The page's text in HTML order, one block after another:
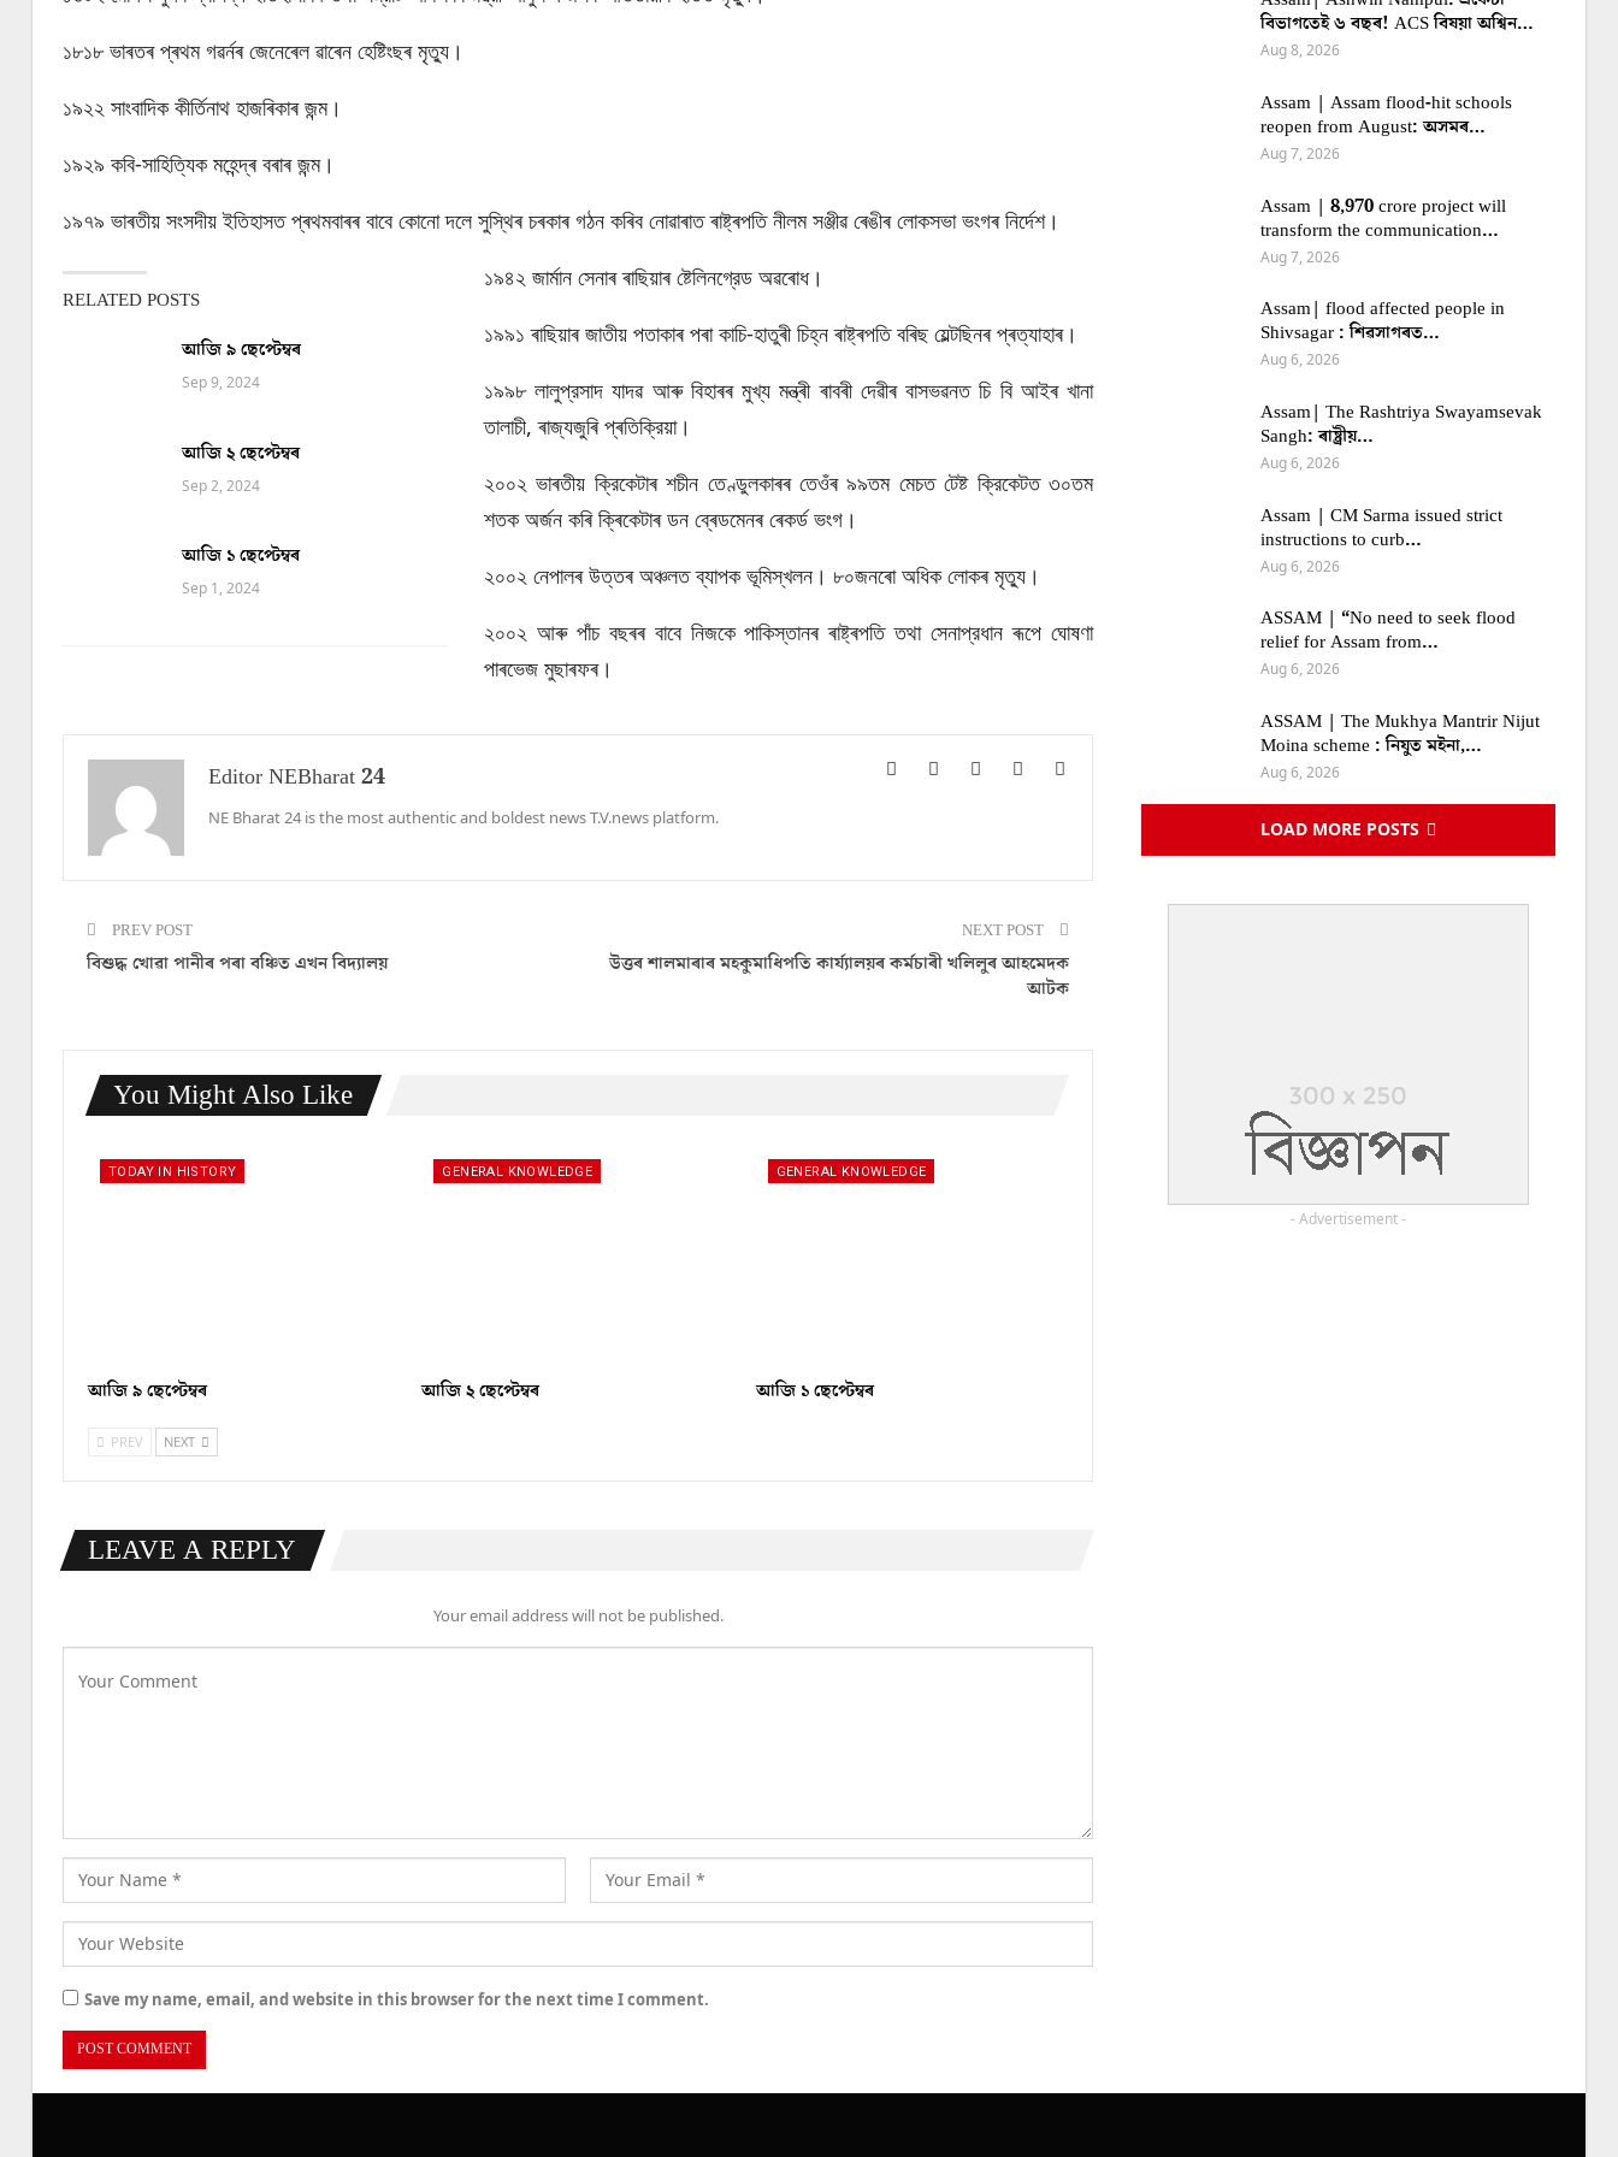
১৮১৮ ভাৰতৰ প্ৰথম গৱৰ্নৰ জেনেৰেল ৱাৰেন হেষ্টিংছৰ মৃত্যু।
১৯২২ সাংবাদিক কীর্তিনাথ হাজৰিকাৰ জন্ম।
১৯২৯ কবি-সাহিত্যিক মহেন্দ্ৰ বৰাৰ জন্ম।
১৯৭৯ ভাৰতীয় সংসদীয় ইতিহাসত প্ৰথমবাৰৰ বাবে কোনো দলে সুস্থিৰ চৰকাৰ গঠন কৰিব নোৱাৰাত ৰাষ্ট্ৰপতি নীলম সঞ্জীৱ ৰেঙীৰ লোকসভা ভংগৰ নিৰ্দেশ।
RELATED POSTS
আজি ৯ ছেপ্টেম্বৰ
Sep 9, 2024
আজি ২ ছেপ্টেম্বৰ
Sep 2, 2024
আজি ১ ছেপ্টেম্বৰ
Sep 1, 2024
১৯৪২ জার্মান সেনাৰ ৰাছিয়াৰ ষ্টেলিনগ্রেড অৱৰোধ।
১৯৯১ ৰাছিয়াৰ জাতীয় পতাকাৰ পৰা কাচি-হাতুৰী চিহ্ন ৰাষ্ট্ৰপতি বৰিছ য়েল্টছিনৰ প্ৰত্যাহাৰ।
১৯৯৮ লালুপ্রসাদ যাদৱ আৰু বিহাৰৰ মুখ্য মন্ত্ৰী ৰাবৰী দেৱীৰ বাসভৱনত চি বি আইৰ খানা
তালাচী, ৰাজ্যজুৰি প্ৰতিক্রিয়া।
২০০২ ভাৰতীয় ক্রিকেটাৰ শচীন তেণ্ডুলকাৰৰ তেওঁৰ ৯৯তম মেচত টেষ্ট ক্রিকেটত ৩০তম
শতক অৰ্জন কৰি ক্ৰিকেটাৰ ডন ব্ৰেডমেনৰ ৰেকৰ্ড ভংগ।
২০০২ নেপালৰ উত্তৰ অঞ্চলত ব্যাপক ভূমিস্খলন। ৮০জনৰো অধিক লোকৰ মৃত্যু।
২০০২ আৰু পাঁচ বছৰৰ বাবে নিজকে পাকিস্তানৰ ৰাষ্ট্ৰপতি তথা সেনাপ্রধান ৰূপে ঘোষণা
পাৰভেজ মুছাৰফৰ।
Editor NEBharat 24
NE Bharat 24 is the most authentic and boldest news T.V.news platform.
PREV POST
বিশুদ্ধ খোৱা পানীৰ পৰা বঞ্চিত এখন বিদ্যালয়
NEXT POST
উত্তৰ শালমাৰাৰ মহকুমাধিপতি কাৰ্য্যালয়ৰ কৰ্মচাৰী খলিলুৰ আহমেদক
আটক
You Might Also Like
TODAY IN HISTORY
আজি ৯ ছেপ্টেম্বৰ
GENERAL KNOWLEDGE
আজি ২ ছেপ্টেম্বৰ
GENERAL KNOWLEDGE
আজি ১ ছেপ্টেম্বৰ
PREV NEXT
LEAVE A REPLY
Your email address will not be published.
Save my name, email, and website in this browser for the next time I comment.
বিভাগতেই ৬ বছৰ! ACS বিষয়া অশ্বিন…
Aug 8, 2026
Assam | Assam flood-hit schools
reopen from August: অসমৰ…
Aug 7, 2026
Assam | 8,970 crore project will
transform the communication…
Aug 7, 2026
Assam| flood affected people in
Shivsagar : শিৱসাগৰত…
Aug 6, 2026
Assam| The Rashtriya Swayamsevak
Sangh: ৰাষ্ট্ৰীয়…
Aug 6, 2026
Assam | CM Sarma issued strict
instructions to curb…
Aug 6, 2026
ASSAM | “No need to seek flood
relief for Assam from…
Aug 6, 2026
ASSAM | The Mukhya Mantrir Nijut
Moina scheme : নিযুত মইনা,…
Aug 6, 2026
LOAD MORE POSTS
- Advertisement -